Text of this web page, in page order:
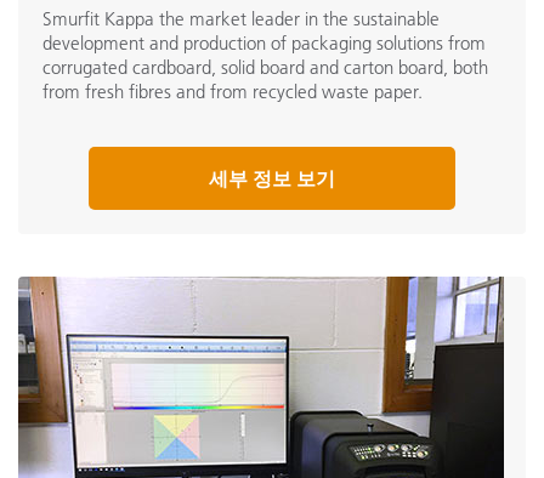
Smurfit Kappa the market leader in the sustainable
development and production of packaging solutions from
corrugated cardboard, solid board and carton board, both
from fresh fibres and from recycled waste paper.
세부 정보 보기